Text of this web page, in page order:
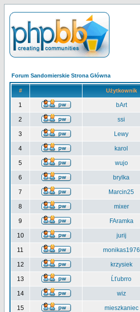
Forum Sandomierskie Strona Główna
# Użytkownik
1 bArt
2 ssi
3 Lewy
4 karol
5 wujo
6 brylka
7 Marcin25
8 mixer
9 FAramka
10 jurij
11 monikas1976
12 krzysiek
13 Ĺťubrro
14 wiz
15 mieszkaniec